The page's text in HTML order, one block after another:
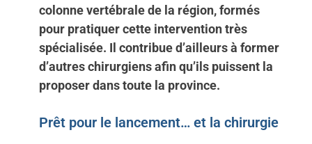
colonne vertébrale de la région, formés
pour pratiquer cette intervention très
spécialisée. Il contribue d’ailleurs à former
d’autres chirurgiens afin qu’ils puissent la
proposer dans toute la province.
Prêt pour le lancement… et la chirurgie